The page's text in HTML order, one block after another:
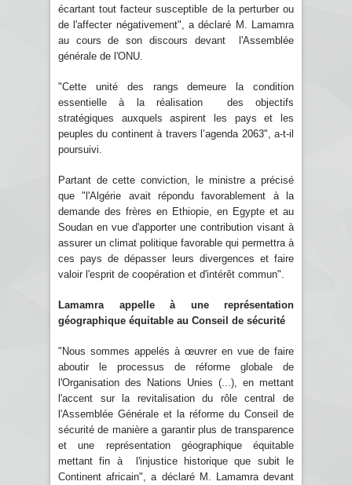
écartant tout facteur susceptible de la perturber ou
de l'affecter négativement", a déclaré M. Lamamra
au cours de son discours devant l'Assemblée
générale de l'ONU.
"Cette unité des rangs demeure la condition
essentielle à la réalisation des objectifs
stratégiques auxquels aspirent les pays et les
peuples du continent à travers l’agenda 2063", a-t-il
poursuivi.
Partant de cette conviction, le ministre a précisé
que "l'Algérie avait répondu favorablement à la
demande des frères en Ethiopie, en Egypte et au
Soudan en vue d'apporter une contribution visant à
assurer un climat politique favorable qui permettra à
ces pays de dépasser leurs divergences et faire
valoir l'esprit de coopération et d'intérêt commun".
Lamamra appelle à une représentation
géographique équitable au Conseil de sécurité
"Nous sommes appelés à œuvrer en vue de faire
aboutir le processus de réforme globale de
l'Organisation des Nations Unies (...), en mettant
l'accent sur la revitalisation du rôle central de
l'Assemblée Générale et la réforme du Conseil de
sécurité de manière a garantir plus de transparence
et une représentation géographique équitable
mettant fin à l'injustice historique que subit le
Continent africain", a déclaré M. Lamamra devant